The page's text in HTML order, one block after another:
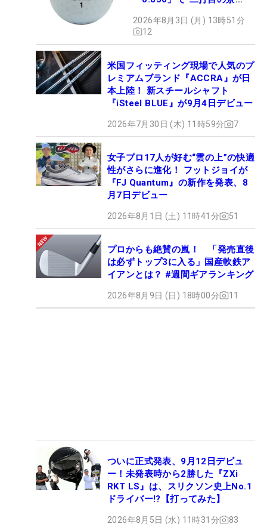
2026年8月3日 (月) 13時51分
12
米国フィッティング現場で人気のプ
レミアムブランド『ACCRA』が日
本上陸！ 新スチールシャフト
『iSteel BLUE』が9月4日デビュー
2026年7月30日 (木) 11時59分 7
女子プロ17人が好む“雲の上”の快適
性がさらに進化！ フットジョイが
『FJ Quantum』の新作を発表、8
月7日デビュー
2026年8月1日 (土) 11時41分 51
プロからも絶賛の嵐！ 「発売直後
は必ずトップ3に入る」国産軟鉄ア
イアンとは？ #週間ギアランキング
2026年8月9日 (日) 18時00分 11
ついに正式発表、9月12日デビュ
ー！未発表時から2勝した『ZXi
RKT LS』は、スリクソン史上No.1
ドライバー!?【打ってみた】
2026年8月5日 (水) 11時31分 83